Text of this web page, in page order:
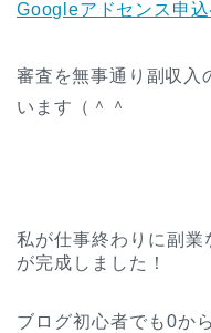
Googleアドセンス申
審査を無事通り副収入
います（＾＾
私が仕事終わりに副業
が完成しました！
ブログ初心者でも0か